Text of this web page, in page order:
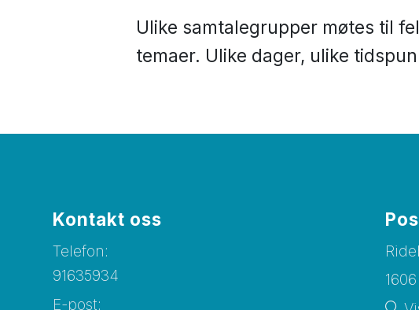
Ulike samtalegrupper møtes til
temaer. Ulike dager, ulike
Kontakt oss
Telefon:
91635934
E-post: